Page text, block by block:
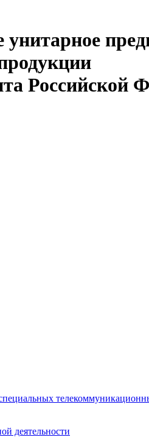
унитарное
Российской
деятельности